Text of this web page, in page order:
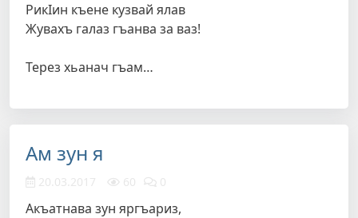
РикIин къене кузвай ялав
Жувахъ галаз гъанва за ваз!
Терез хьанач гъам…
Ам зун я
20.03.2017 60 0
Акъатнава зун яргъариз,